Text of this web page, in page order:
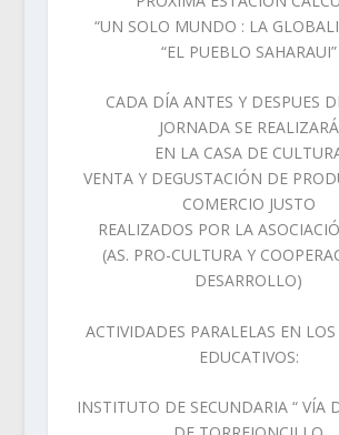
“UN SOLO MUNDO : LA
“EL PUEBLO SAHARAUI”
CADA DÍA ANTES Y DESPUES
JORNADA SE REALIZARÁ
EN LA CASA DE
VENTA Y DEGUSTACIÓN DE
COMERCIO JUSTO
REALIZADOS POR LA
(AS. PRO-CULTURA Y
DESARROLLO)
ACTIVIDADES PARALELAS EN
EDUCATIVOS:
INSTITUTO DE SECUNDARIA “ VÍA